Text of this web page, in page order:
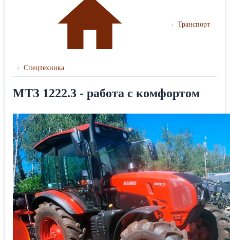
› Транспорт
› Спецтехника
МТЗ 1222.3 - работа с комфортом